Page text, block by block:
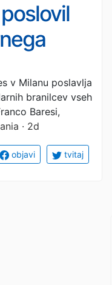
pogreb
prišlo
in
v Milanu poslavlja
branilcev vseh
Baresi,
· 2d
objavi tvitaj